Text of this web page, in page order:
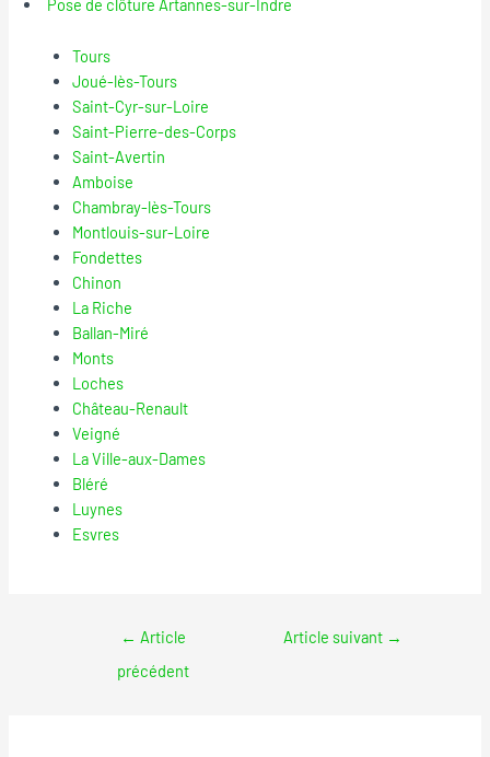
Pose de clôture Artannes-sur-Indre
Tours
Joué-lès-Tours
Saint-Cyr-sur-Loire
Saint-Pierre-des-Corps
Saint-Avertin
Amboise
Chambray-lès-Tours
Montlouis-sur-Loire
Fondettes
Chinon
La Riche
Ballan-Miré
Monts
Loches
Château-Renault
Veigné
La Ville-aux-Dames
Bléré
Luynes
Esvres
← Article
précédent
Article suivant →